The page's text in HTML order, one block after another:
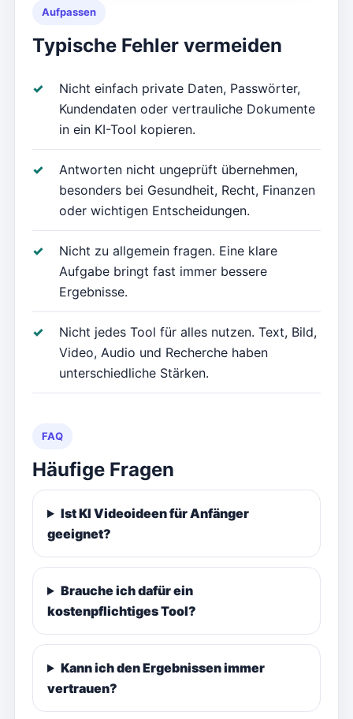
Aufpassen
Typische Fehler vermeiden
Nicht einfach private Daten, Passwörter,
Kundendaten oder vertrauliche Dokumente
in ein KI-Tool kopieren.
Antworten nicht ungeprüft übernehmen,
besonders bei Gesundheit, Recht, Finanzen
oder wichtigen Entscheidungen.
Nicht zu allgemein fragen. Eine klare
Aufgabe bringt fast immer bessere
Ergebnisse.
Nicht jedes Tool für alles nutzen. Text, Bild,
Video, Audio und Recherche haben
unterschiedliche Stärken.
FAQ
Häufige Fragen
Ist KI Videoideen für Anfänger
geeignet?
Brauche ich dafür ein
kostenpflichtiges Tool?
Kann ich den Ergebnissen immer
vertrauen?